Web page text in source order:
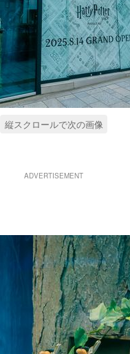
縦スクロールで次の画像
ADVERTISEMENT